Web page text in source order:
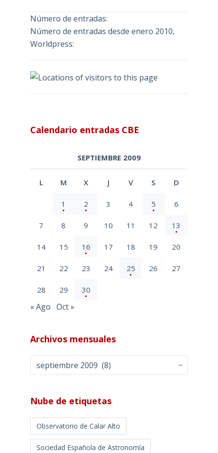
Número de entradas:
Número de entradas desde enero 2010,
Worldpress:
Calendario entradas CBE
SEPTIEMBRE 2009
L M X J V S D
1 2 3 4 5 6
7 8 9 10 11 12 13
14 15 16 17 18 19 20
21 22 23 24 25 26 27
28 29 30
« Ago Oct »
Archivos mensuales
Archivos
mensuales
Nube de etiquetas
Observatorio de Calar Alto
Sociedad Española de Astronomía